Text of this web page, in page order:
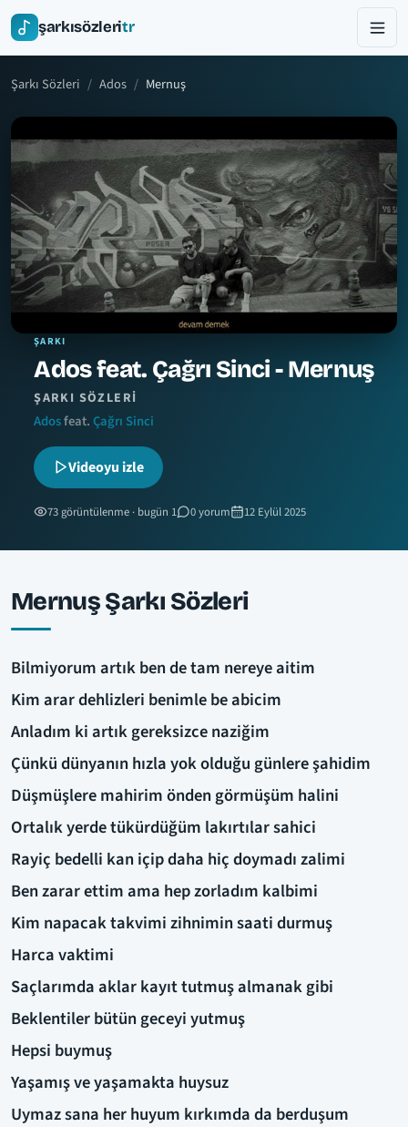
şarkısözleritr
Şarkı Sözleri Ados Mernuş
ŞARKI
Ados feat. Çağrı Sinci - Mernuş
ŞARKI SÖZLERI
Adosfeat. Çağrı Sinci
Videoyu izle
73 görüntülenme · bugün 1 0 yorum 12 Eylül 2025
Mernuş Şarkı Sözleri
Bilmiyorum artık ben de tam nereye aitim
Kim arar dehlizleri benimle be abicim
Anladım ki artık gereksizce naziğim
Çünkü dünyanın hızla yok olduğu günlere şahidim
Düşmüşlere mahirim önden görmüşüm halini
Ortalık yerde tükürdüğüm lakırtılar sahici
Rayiç bedelli kan içip daha hiç doymadı zalimi
Ben zarar ettim ama hep zorladım kalbimi
Kim napacak takvimi zihnimin saati durmuş
Harca vaktimi
Saçlarımda aklar kayıt tutmuş almanak gibi
Beklentiler bütün geceyi yutmuş
Hepsi buymuş
Yaşamış ve yaşamakta huysuz
Uymaz sana her huyum kırkımda da berduşum